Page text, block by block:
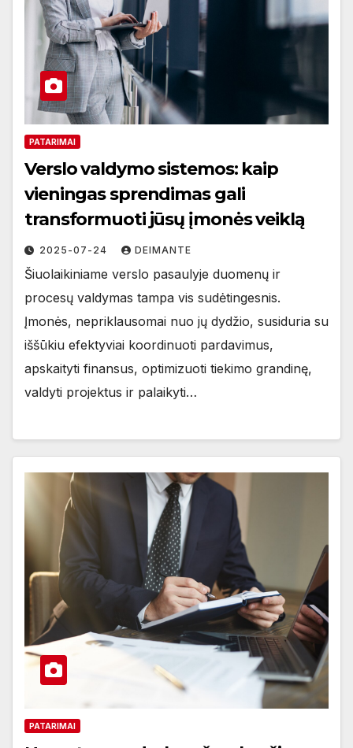
PATARIMAI
Verslo valdymo sistemos: kaip
vieningas sprendimas gali
transformuoti jūsų įmonės veiklą
2025-07-24 DEIMANTE
Šiuolaikiniame verslo pasaulyje duomenų ir
procesų valdymas tampa vis sudėtingesnis.
Įmonės, nepriklausomai nuo jų dydžio, susiduria su
iššūkiu efektyviai koordinuoti pardavimus,
apskaityti finansus, optimizuoti tiekimo grandinę,
valdyti projektus ir palaikyti…
PATARIMAI